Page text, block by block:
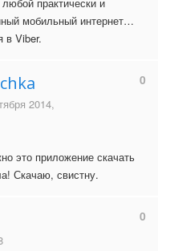
мобильный интернет…
в Viber.
2014,
0
это приложение скачать
Скачаю, свистну.
0